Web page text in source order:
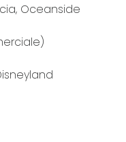
Oceanside